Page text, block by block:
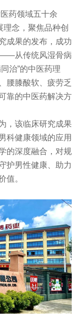
药领域五十余
理念，聚焦品种创
成果的发布，成功
——从传统风湿骨病
治”的中医药理
腰膝酸软、疲劳乏
靠的中医药解决方
该临床研究成果
科健康领域的应用
的深度融合，对规
护男性健康、助力
值。